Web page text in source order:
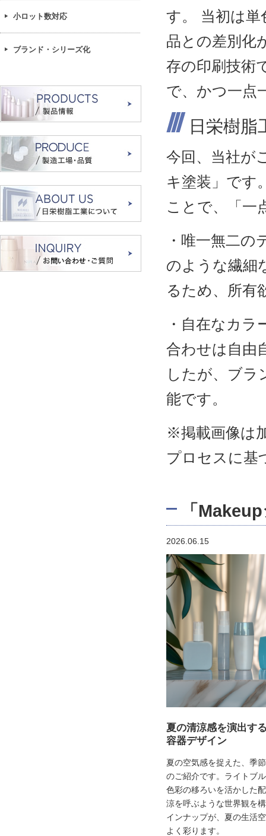
す。 当初は
品との差別化
存の印刷技術
で、かつ一点
日栄樹脂
今回、当社が
キ塗装」です
ことで、「一
・唯一無二
のような繊細
るため、所有
・自在なカ
合わせは自由
したが、ブラ
能です。
※掲載画像は
プロセスに基
「
2026.06.15
夏の清涼感を演出す
容器デザイン
夏の空気感を捉えた、季
のご紹介です。ライトブ
色彩の移ろいを活かした
涼を呼ぶような世界観を
インナップが、夏の生活
よく彩ります。
小ロット数対応
ブランド・シリーズ化